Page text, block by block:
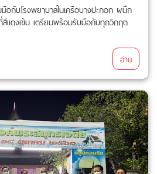
อกับโรงพยาบาลในเครือบางปะกอก ผนึก
แดงเข้ม เตรียมพร้อมรับมือกับทุกวิกฤต
อ่าน